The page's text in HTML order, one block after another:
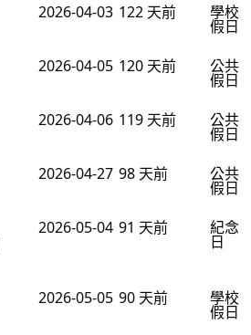
2026-04-03 122 天前 學校
假日
2026-04-05 120 天前 公共
假日
2026-04-06 119 天前 公共
假日
2026-04-27 98 天前 公共
假日
2026-05-04 91 天前 紀念
日
2026-05-05 90 天前 學校
假日